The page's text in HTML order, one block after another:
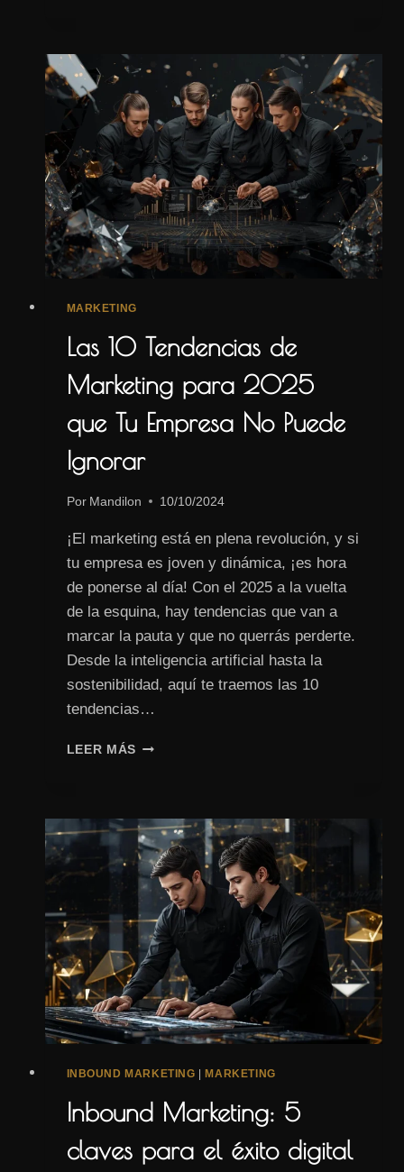
UN
ERP?
MARKETING
Las 10 Tendencias de
Marketing para 2025
que Tu Empresa No Puede
Ignorar
Por Mandilon 10/10/2024
¡El marketing está en plena revolución, y si
tu empresa es joven y dinámica, ¡es hora
de ponerse al día! Con el 2025 a la vuelta
de la esquina, hay tendencias que van a
marcar la pauta y que no querrás perderte.
Desde la inteligencia artificial hasta la
sostenibilidad, aquí te traemos las 10
tendencias…
LEER MÁSLAS
MARKETING
PARA
2025
QUE
EMPRESA
NO
PUEDE
IGNORAR
INBOUND MARKETING |MARKETING
Inbound Marketing: 5
claves para el éxito digital